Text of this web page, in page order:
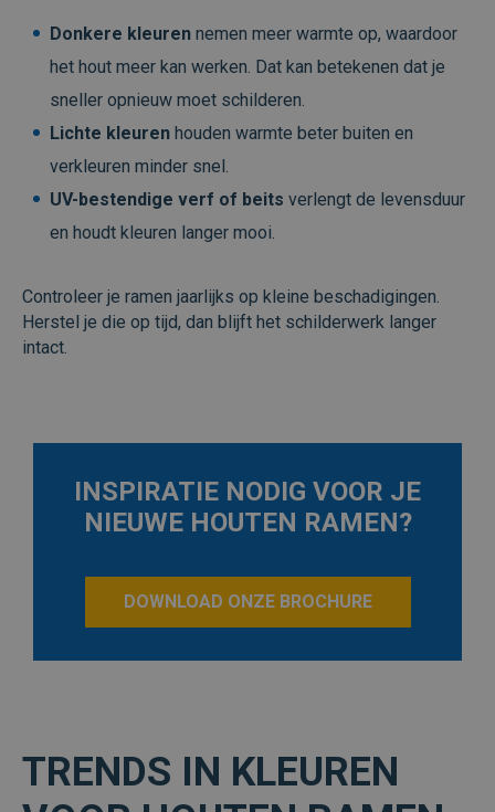
Donkere kleuren nemen meer warmte op, waardoor
het hout meer kan werken. Dat kan betekenen dat je
sneller opnieuw moet schilderen.
Lichte kleuren houden warmte beter buiten en
verkleuren minder snel.
UV-bestendige verf of beits verlengt de levensduur
en houdt kleuren langer mooi.
Controleer je ramen jaarlijks op kleine beschadigingen.
Herstel je die op tijd, dan blijft het schilderwerk langer
intact.
INSPIRATIE NODIG VOOR JE
NIEUWE HOUTEN RAMEN?
DOWNLOAD ONZE BROCHURE
TRENDS IN KLEUREN